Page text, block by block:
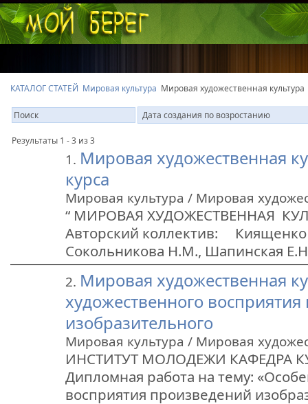
КАТАЛОГ СТАТЕЙ Мировая культура Мировая художественная культура
Результаты 1 - 3 из 3
1. Мировая художественная
курса
Мировая культура / Мировая
“ МИРОВАЯ ХУДОЖЕСТВЕННАЯ
Авторский коллектив: Киященко
Сокольникова Н.М.,
2. Мировая художественная
художественного
изобразительного
Мировая культура / Мировая
ИНСТИТУТ МОЛОДЕЖИ КАФЕДРА
Дипломная работа на тему:
восприятия произведений